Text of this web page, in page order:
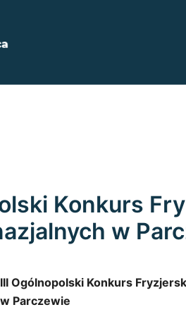
Staszica w Parczewie
Konkurs
w
III Ogólnopolski Konkurs
w Parczewie